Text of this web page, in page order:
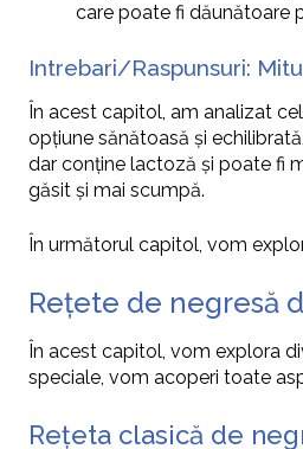
care poate fi dăunătoare
Intrebari/Raspunsuri:
În acest capitol, am analizat
opțiune sănătoasă și
dar conține lactoză și poate fi
găsit și mai scumpă.
În următorul capitol, vom
Rețete de negresă
În acest capitol, vom explora
speciale, vom acoperi toate
Rețeta clasică de